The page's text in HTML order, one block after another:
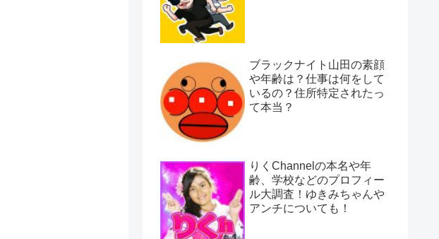
ブラックナイト山田の素顔
や年齢は？仕事は何をして
いるの？住所特定されたっ
て本当？
りくChannelの本名や年
齢、学校などのプロフィー
ル大調査！ゆきみちゃんや
アンチについても！